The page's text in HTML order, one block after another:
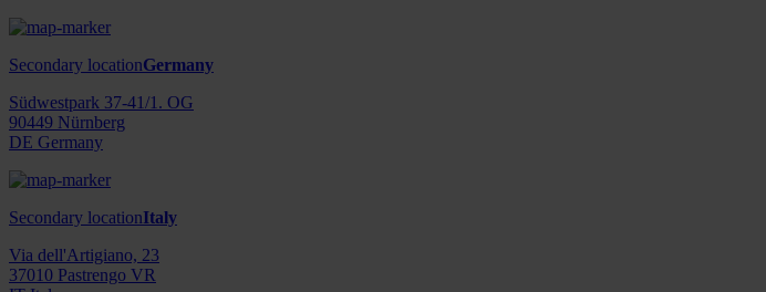
Secondary locationGermany
Südwestpark 37-41/1. OG
90449 Nürnberg
DE Germany
Secondary locationItaly
Via dell'Artigiano, 23
37010 Pastrengo VR